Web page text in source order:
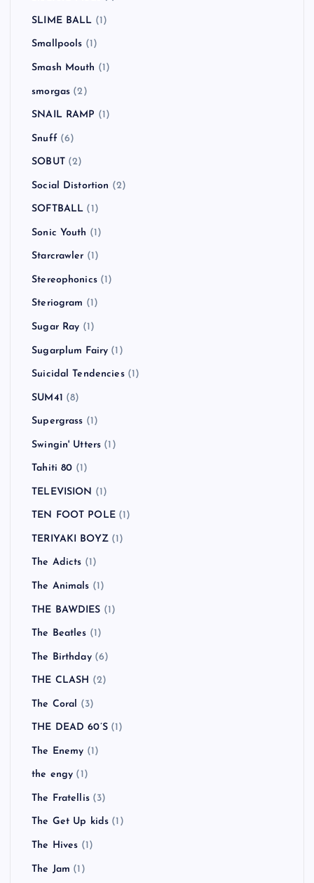
SLIME BALL (1)
Smallpools (1)
Smash Mouth (1)
smorgas (2)
SNAIL RAMP (1)
Snuff (6)
SOBUT(2)
Social Distortion (2)
SOFTBALL (1)
Sonic Youth (1)
Starcrawler (1)
Stereophonics(1)
Steriogram (1)
Sugar Ray (1)
Sugarplum Fairy (1)
Suicidal Tendencies(1)
SUM41 (8)
Supergrass (1)
Swingin' Utters (1)
Tahiti 80 (1)
TELEVISION (1)
TEN FOOT POLE(1)
TERIYAKI BOYZ(1)
The Adicts (1)
The Animals (1)
THE BAWDIES (1)
The Beatles (1)
The Birthday(6)
THE CLASH (2)
The Coral (3)
THE DEAD 60’S(1)
The Enemy (1)
the engy (1)
The Fratellis(3)
The Get Up kids (1)
The Hives (1)
The Jam (1)